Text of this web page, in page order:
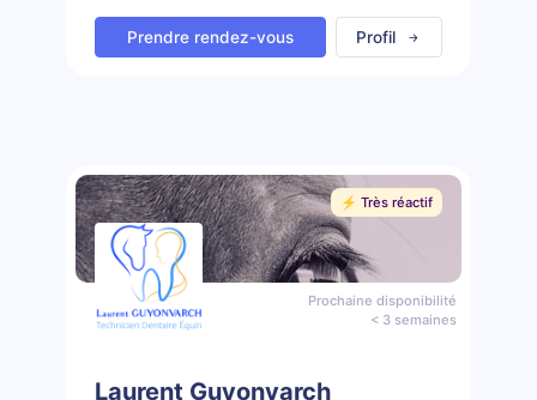
Prendre rendez-vous Profil
⚡️ Très réactif
Prochaine disponibilité
< 3 semaines
Laurent Guyonvarch